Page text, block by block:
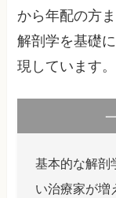
から年配の方
解剖学を基礎
現しています。
基本的な解剖
い治療家が増